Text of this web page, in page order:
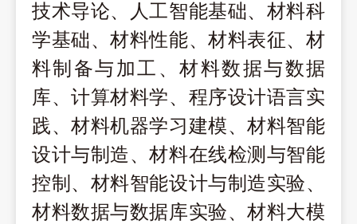
技术导论、人工智能基础、材料科
学基础、材料性能、材料表征、材
料制备与加工、材料数据与数据
库、计算材料学、程序设计语言实
践、材料机器学习建模、材料智能
设计与制造、材料在线检测与智能
控制、材料智能设计与制造实验、
材料数据与数据库实验、材料大模